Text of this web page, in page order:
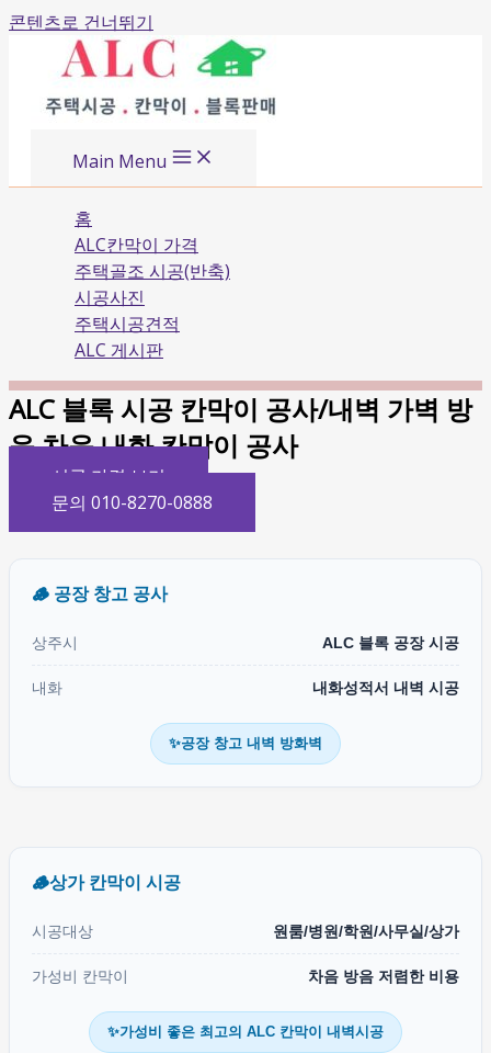
콘텐츠로 건너뛰기
Main Menu
홈
ALC칸막이 가격
주택골조 시공(반축)
시공사진
주택시공견적
ALC 게시판
ALC 블록 시공 칸막이 공사/내벽 가벽 방
음 차음 내화 칸막이 공사
시공 가격 보기
문의 010-8270-0888
🪵 공장 창고 공사
상주시 ALC 블록 공장 시공
내화 내화성적서 내벽 시공
✨공장 창고 내벽 방화벽
🪵상가 칸막이 시공
시공대상 원룸/병원/학원/사무실/상가
가성비 칸막이 차음 방음 저렴한 비용
✨가성비 좋은 최고의 ALC 칸막이 내벽시공